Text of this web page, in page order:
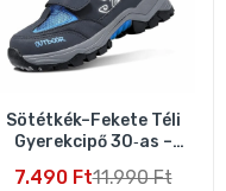
Sötétkék–Fekete Téli
Gyerekcipő 30‑as –
7.490 Ft11.990 Ft